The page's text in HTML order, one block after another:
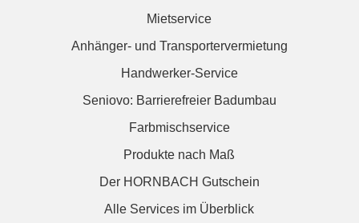
Mietservice
Anhänger- und Transportervermietung
Handwerker-Service
Seniovo: Barrierefreier Badumbau
Farbmischservice
Produkte nach Maß
Der HORNBACH Gutschein
Alle Services im Überblick